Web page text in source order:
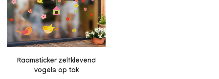
Raamsticker zelfklevend
vogels op tak